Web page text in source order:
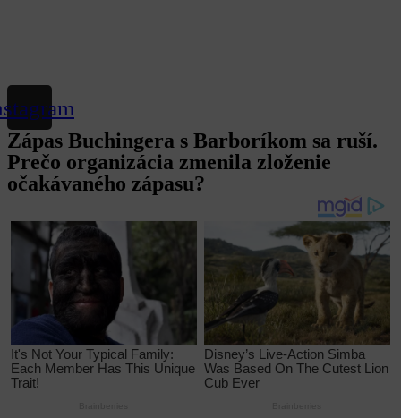
Zápas Buchingera s Barboríkom sa ruší.
Prečo organizácia zmenila zloženie
očakávaného zápasu?